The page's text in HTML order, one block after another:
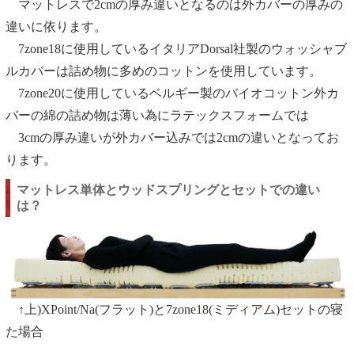
マットレスで2cmの厚み違いとなるのは外カバーの厚みの
違いに依ります。
7zone18に使用しているイタリアDorsal社製のウォッシャブ
ルカバーは詰め物に多めのコットンを使用しています。
7zone20に使用しているベルギー製のバイオコットン外カ
バーの綿の詰め物は薄い為にラテックスフォームでは
3cmの厚み違いが外カバー込みでは2cmの違いとなってお
ります。
マットレス単体とウッドスプリングとセットでの違い
は？
↑上)XPoint/Na(フラット)と7zone18(ミディアム)セットの寝
た場合